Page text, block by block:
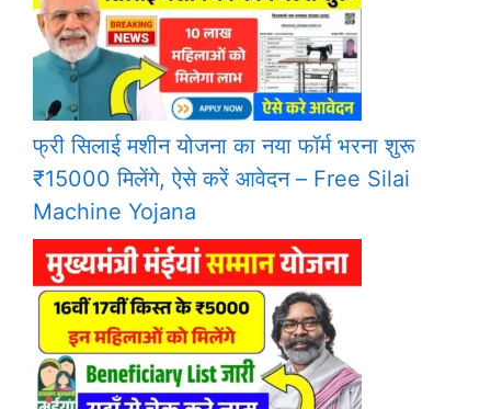
फ्री सिलाई मशीन योजना का नया फॉर्म भरना शुरू
₹15000 मिलेंगे, ऐसे करें आवेदन – Free Silai
Machine Yojana